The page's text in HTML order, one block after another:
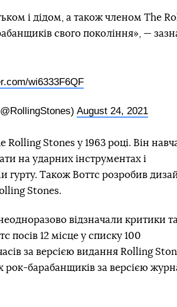
і дідом, а також членом The
свого покоління», —
wi6333F6QF
August 24, 2021
Rolling Stones у 1963 році. Він
на ударних інструментах і
Також Воттс розробив
Stones.
відзначали критики та
посів 12 місце у списку 100
за версією видання Rolling
рок-барабанщиків за версією